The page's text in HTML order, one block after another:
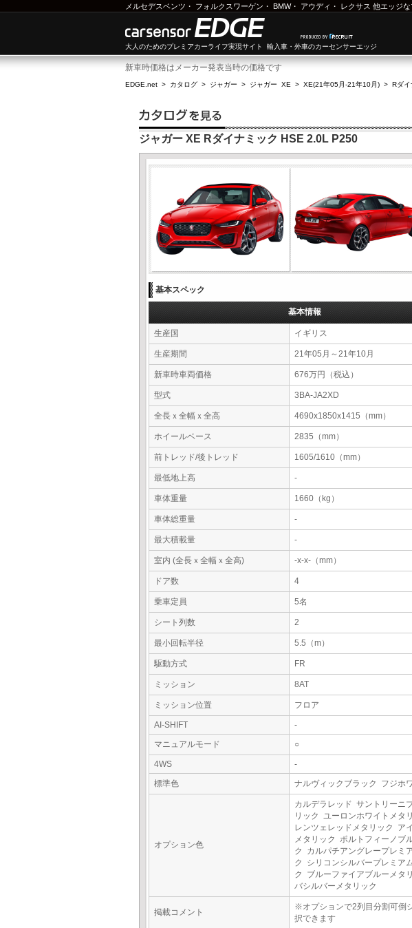
メルセデスベンツ ・ フォルクスワーゲン ・ BMW・ アウディ ・ レクサス 他エッジな
大人のためのプレミアカーライフ実現サイト 輸入車・外車のカーセンサーエッジ
新車時価格はメーカー発表当時の価格です
EDGE.net > カタログ > ジャガー > ジャガー XE > XE(21年05月-21年10月) > Rダ
ジャガー XE Rダイナミック HSE 2.0L P250
基本スペック
基本情報
生産国 イギリス
生産期間 21年05月～21年10月
新車時車両価格 676万円（税込）
型式 3BA-JA2XD
全長ｘ全幅ｘ全高 4690x1850x1415（mm）
ホイールベース 2835（mm）
前トレッド/後トレッド 1605/1610（mm）
最低地上高 -
車体重量 1660（kg）
車体総重量 -
最大積載量 -
室内 (全長ｘ全幅ｘ全高) -x-x-（mm）
ドア数 4
乗車定員 5名
シート列数 2
最小回転半径 5.5（m）
駆動方式 FR
ミッション 8AT
ミッション位置 フロア
AI-SHIFT
-
マニュアルモード
○
4WS
-
標準色
ナルヴィックブラック フジホ
オプション色
カルデラレッド サントリーニ
リック ユーロンホワイトメタ
レンツェレッドメタリック ア
メタリック ポルトフィーノブ
ク カルパチアングレープレミ
ク シリコンシルバープレミア
ク ブルーファイアブルーメタ
バシルバーメタリック
掲載コメント
※オプションで2列目分割可倒
択できます